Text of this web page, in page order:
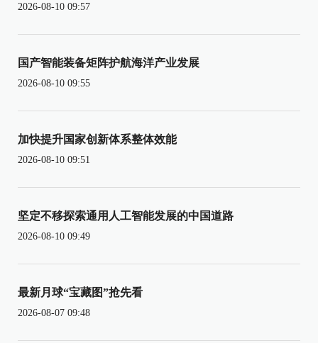
2026-08-10 09:57
国产智能装备矩阵护航海洋产业发展
2026-08-10 09:55
加快提升国家创新体系整体效能
2026-08-10 09:51
坚定不移探索通用人工智能发展的中国道路
2026-08-10 09:49
最新月球“宝藏图”抢先看
2026-08-07 09:48